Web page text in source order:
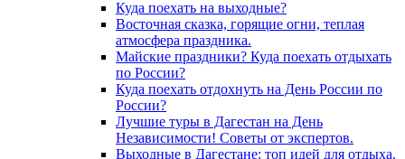
Куда поехать на выходные?
Восточная сказка, горящие огни, теплая
атмосфера праздника.
Майские праздники? Куда поехать отдыхать
по России?
Куда поехать отдохнуть на День России по
России?
Лучшие туры в Дагестан на День
Независимости! Советы от экспертов.
Выходные в Дагестане: топ идей для отдыха.